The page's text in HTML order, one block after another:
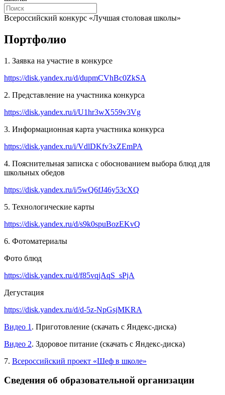
Всероссийский конкурс «Лучшая столовая школы»
Портфолио
1. Заявка на участие в конкурсе
https://disk.yandex.ru/d/dupmCVhBc0ZkSA
2. Представление на участника конкурса
https://disk.yandex.ru/i/U1hr3wX559v3Vg
3. Информационная карта участника конкурса
https://disk.yandex.ru/i/VdlDKfv3xZEmPA
4. Пояснительная записка с обоснованием выбора блюд для
школьных обедов
https://disk.yandex.ru/i/5wQ6fJ46y53cXQ
5. Технологические карты
https://disk.yandex.ru/d/s9k0spuBozEKvQ
6. Фотоматериалы
Фото блюд
https://disk.yandex.ru/d/f85vqjAqS_sPjA
Дегустация
https://disk.yandex.ru/d/d-5z-NpGsjMKRA
Видео 1 . Приготовление (скачать с Яндекс-диска)
Видео 2. Здоровое питание (скачать с Яндекс-диска)
7. Всероссийский проект «Шеф в школе»
Сведения об образовательной организации